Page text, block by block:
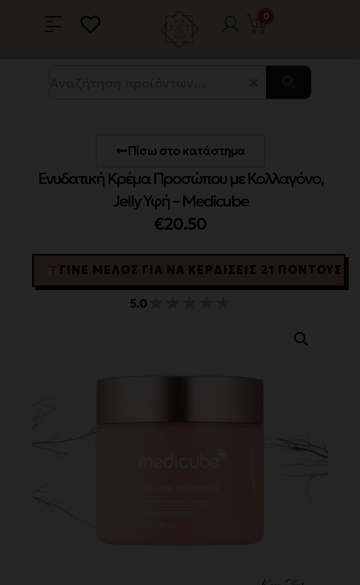
0
Πίσω στο κατάστημα
Ενυδατική Κρέμα Προσώπου με Κολλαγόνο,
Jelly Υφή – Medicube
€20.50
ΓΊΝΕ ΜΈΛΟΣ ΓΙΑ ΝΑ ΚΕΡΔΊΣΕΙΣ 21 ΠΌΝΤΟΥΣ
5.0★